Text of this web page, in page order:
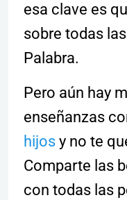
esa clave es
sobre todas
Palabra.
Pero aún hay
enseñanzas
hijosy no te
Comparte las
con todas las